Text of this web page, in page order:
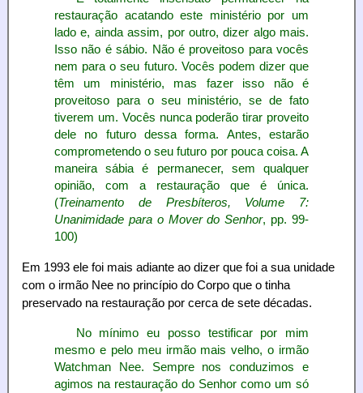
restauração acatando este ministério por um
lado e, ainda assim, por outro, dizer algo mais.
Isso não é sábio. Não é proveitoso para vocês
nem para o seu futuro. Vocês podem dizer que
têm um ministério, mas fazer isso não é
proveitoso para o seu ministério, se de fato
tiverem um. Vocês nunca poderão tirar proveito
dele no futuro dessa forma. Antes, estarão
comprometendo o seu futuro por pouca coisa. A
maneira sábia é permanecer, sem qualquer
opinião, com a restauração que é única.
(Treinamento de Presbíteros, Volume 7:
Unanimidade para o Mover do Senhor, pp. 99-
100)
Em 1993 ele foi mais adiante ao dizer que foi a sua unidade
com o irmão Nee no princípio do Corpo que o tinha
preservado na restauração por cerca de sete décadas.
No mínimo eu posso testificar por mim
mesmo e pelo meu irmão mais velho, o irmão
Watchman Nee. Sempre nos conduzimos e
agimos na restauração do Senhor como um só